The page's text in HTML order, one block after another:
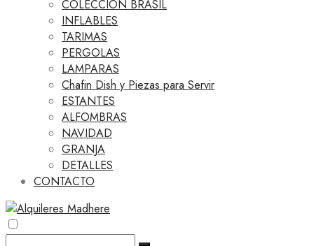
COLECCIÓN BRASIL
INFLABLES
TARIMAS
PERGOLAS
LAMPARAS
Chafin Dish y Piezas para Servir
ESTANTES
ALFOMBRAS
NAVIDAD
GRANJA
DETALLES
CONTACTO